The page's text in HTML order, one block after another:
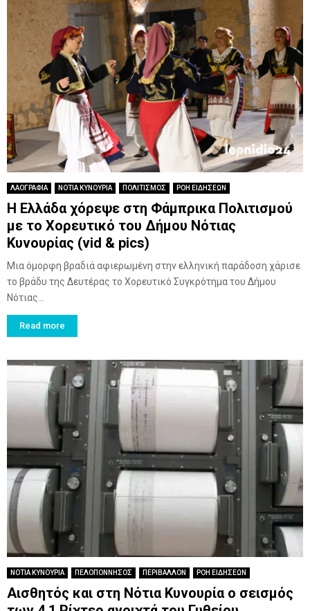
ΛΑΟΓΡΑΦΙΑ ΝΟΤΙΑ ΚΥΝΟΥΡΙΑ ΠΟΛΙΤΙΣΜΟΣ ΡΟΗ ΕΙΔΗΣΕΩΝ
Η Ελλάδα χόρεψε στη Φάμπρικα Πολιτισμού
με το Χορευτικό του Δήμου Νότιας
Κυνουρίας (vid & pics)
Μια όμορφη βραδιά αφιερωμένη στην ελληνική παράδοση χάρισε
το βράδυ της Δευτέρας το Χορευτικό Συγκρότημα του Δήμου
Νότιας...
Read more
ΝΟΤΙΑ ΚΥΝΟΥΡΙΑ ΠΕΛΟΠΟΝΝΗΣΟΣ ΠΕΡΙΒΑΛΛΟΝ ΡΟΗ ΕΙΔΗΣΕΩΝ
Αισθητός και στη Νότια Κυνουρία ο σεισμός